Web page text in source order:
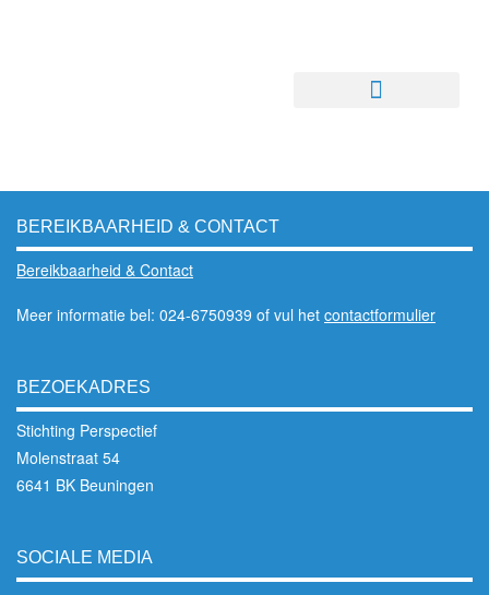
BEREIKBAARHEID & CONTACT
Bereikbaarheid & Contact
Meer informatie bel: 024-6750939 of vul het contactformulier
BEZOEKADRES
Stichting Perspectief
Molenstraat 54
6641 BK Beuningen
SOCIALE MEDIA